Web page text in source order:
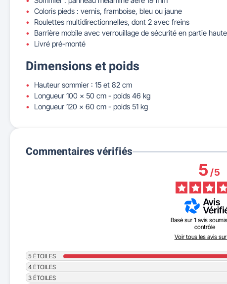
Coloris pieds : vernis, framboise, bleu ou jaune
Roulettes multidirectionnelles, dont 2 avec freins
Barrière mobile avec verrouillage de sécurité en partie haute
Livré pré-monté
Dimensions et poids
Hauteur sommier : 15 et 82 cm
Longueur 100 x 50 cm - poids 46 kg
Longueur 120 x 60 cm - poids 51 kg
Commentaires vérifiés
5/5
Basé sur 1 avis
contrôle
Voir tous les avis
5 ÉTOILES
4 ÉTOILES
3 ÉTOILES